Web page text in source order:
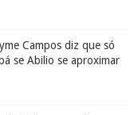
Campos diz que só
se Abilio se aproximar